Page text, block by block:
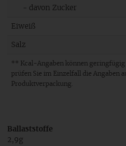
- davon Zucker
Eiweiß
Salz
** Kcal-Angaben können
prüfen Sie im Einzelfall die Angaben
Produktverpackung.
Ballaststoffe
2,9g